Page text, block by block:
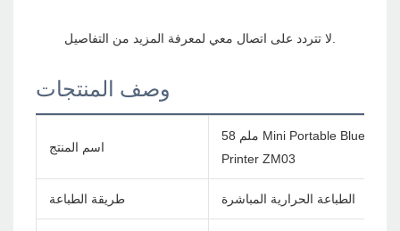
وصف المنتجات
اسم المنتج
58 ملم Mini Portable Bluetooth Pocket طابعة Mobile POS Wireless Handheld Dertipt
Printer ZM03
طريقة الطباعة الطباعة الحرارية المباشرة